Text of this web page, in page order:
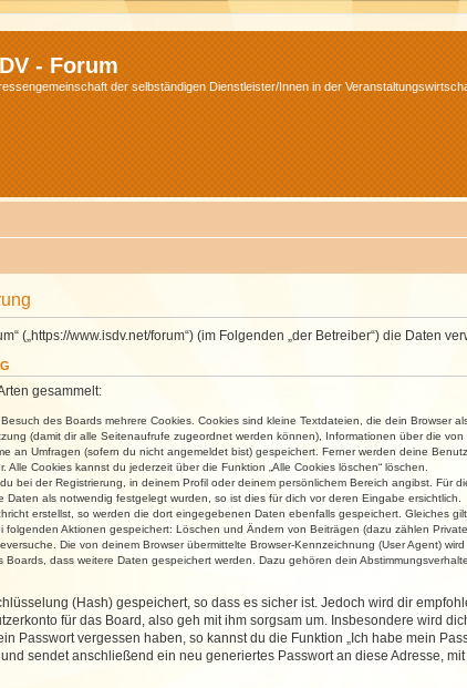
- Forum
der selbständigen Dienstleister/Innen in der
(„https://www.isdv.net/forum“) (im Folgenden „der Betreiber“) die Daten
gesammelt:
des Boards mehrere Cookies. Cookies sind kleine Textdateien, die dein
(damit dir alle Seitenaufrufe zugeordnet werden können), Informationen über die
an Umfragen (sofern du nicht angemeldet bist) gespeichert. Ferner werden deine
Alle Cookies kannst du jederzeit über die Funktion „Alle Cookies löschen“ löschen.
bei der Registrierung, in deinem Profil oder deinem persönlichem Bereich angibst.
Daten als notwendig festgelegt wurden, so ist dies für dich vor deren Eingabe ersichtlich.
erstellst, so werden die dort eingegebenen Daten ebenfalls gespeichert. Gleiches
folgenden Aktionen gespeichert: Löschen und Ändern von Beiträgen (dazu zählen
Die von deinem Browser übermittelte Browser-Kennzeichnung (User Agent)
dass weitere Daten gespeichert werden. Dazu gehören dein
(Hash) gespeichert, so dass es sicher ist. Jedoch wird dir
für das Board, also geh mit ihm sorgsam um. Insbesondere wird
Passwort vergessen haben, so kannst du die Funktion „Ich habe mein
sendet anschließend ein neu generiertes Passwort an diese Adresse,